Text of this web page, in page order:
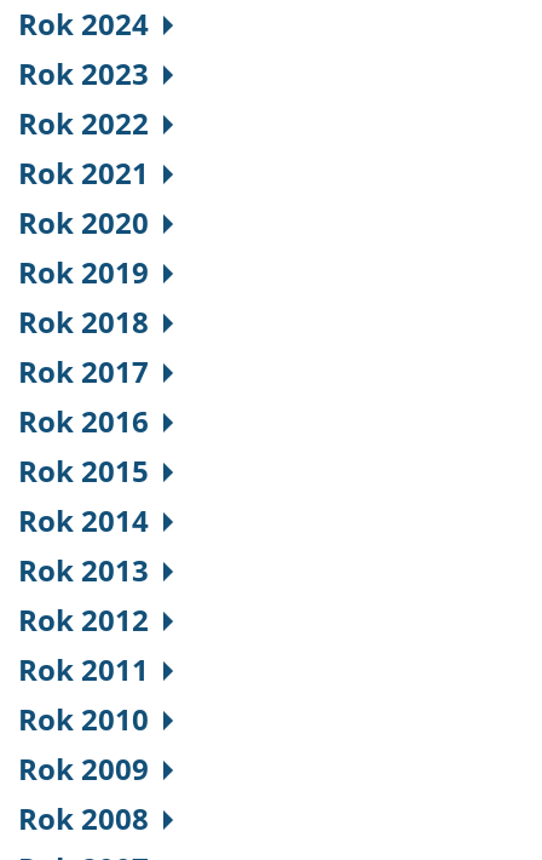
Rok 2024
Rok 2023
Rok 2022
Rok 2021
Rok 2020
Rok 2019
Rok 2018
Rok 2017
Rok 2016
Rok 2015
Rok 2014
Rok 2013
Rok 2012
Rok 2011
Rok 2010
Rok 2009
Rok 2008